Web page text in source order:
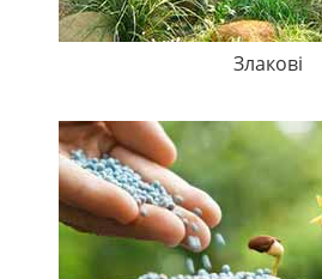
Злакові